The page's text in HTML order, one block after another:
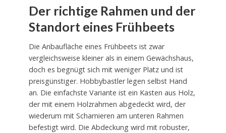
Der richtige Rahmen und der
Standort eines Frühbeets
Die Anbaufläche eines Frühbeets ist zwar
vergleichsweise kleiner als in einem Gewächshaus,
doch es begnügt sich mit weniger Platz und ist
preisgünstiger. Hobbybastler legen selbst Hand
an. Die einfachste Variante ist ein Kasten aus Holz,
der mit einem Holzrahmen abgedeckt wird, der
wiederum mit Scharnieren am unteren Rahmen
befestigt wird. Die Abdeckung wird mit robuster,